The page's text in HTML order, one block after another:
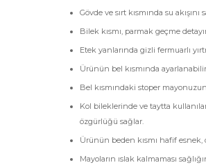
Gövde ve sırt kısmında su
Bilek kısmı, parmak geçme
Etek yanlarında gizli fermuarlı
Ürünün bel kısmında
Bel kısmındaki stoper
Kol bileklerinde ve taytta
özgürlüğü sağlar.
Ürünün beden kısmı hafif
Mayoların ıslak kalmaması